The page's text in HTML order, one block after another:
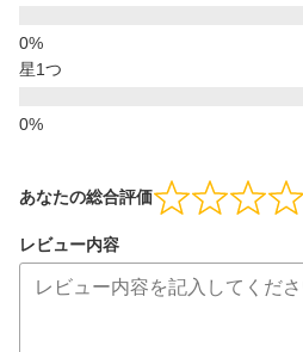
星1つ
あなたの総合評価
レビュー内容